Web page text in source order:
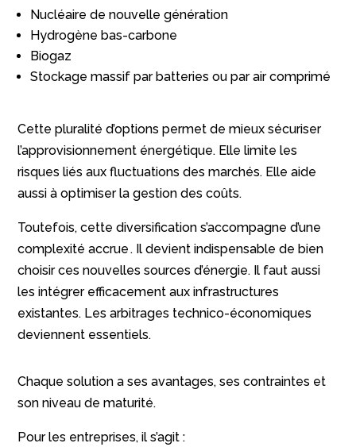
Nucléaire de nouvelle génération
Hydrogène bas-carbone
Biogaz
Stockage massif par batteries ou par air comprimé
Cette pluralité d’options permet de mieux sécuriser
l’approvisionnement énergétique. Elle limite les
risques liés aux fluctuations des marchés. Elle aide
aussi à optimiser la gestion des coûts.
Toutefois, cette diversification s’accompagne d’une
complexité accrue . Il devient indispensable de bien
choisir ces nouvelles sources d’énergie. Il faut aussi
les intégrer efficacement aux infrastructures
existantes. Les arbitrages technico-économiques
deviennent essentiels.
Chaque solution a ses avantages, ses contraintes et
son niveau de maturité.
Pour les entreprises, il s’agit :